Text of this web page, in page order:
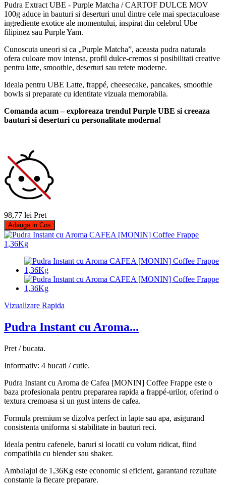
Pudra Extract UBE - Purple Matcha / CARTOF DULCE MOV
100g aduce in bauturi si deserturi unul dintre cele mai spectaculoase
ingrediente exotice ale momentului, inspirat din celebrul Ube
filipinez sau Purple Yam.
Cunoscuta uneori si ca „Purple Matcha”, aceasta pudra naturala
ofera culoare mov intensa, profil dulce-cremos si posibilitati creative
pentru latte, smoothie, deserturi sau retete moderne.
Ideala pentru UBE Latte, frappé, cheesecake, pancakes, smoothie
bowls si preparate cu identitate vizuala memorabila.
Comanda acum – exploreaza trendul Purple UBE si creeaza
bauturi si deserturi cu personalitate moderna!
98,77 lei Pret
Adauga in Cos
Vizualizare Rapida
Pudra Instant cu Aroma...
Pret / bucata.
Informativ: 4 bucati / cutie.
Pudra Instant cu Aroma de Cafea [MONIN] Coffee Frappe este o
baza profesionala pentru prepararea rapida a frappé-urilor, oferind o
textura cremoasa si un gust intens de cafea.
Formula premium se dizolva perfect in lapte sau apa, asigurand
consistenta uniforma si stabilitate in bauturi reci.
Ideala pentru cafenele, baruri si locatii cu volum ridicat, fiind
compatibila cu blender sau shaker.
Ambalajul de 1,36Kg este economic si eficient, garantand rezultate
constante la fiecare preparare.